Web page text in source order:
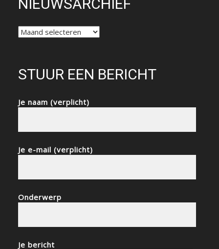
NIEUWSARCHIEF
NIEUWSARCHIEF
STUUR EEN BERICHT
Je naam (verplicht)
Je e-mail (verplicht)
Onderwerp
Je bericht